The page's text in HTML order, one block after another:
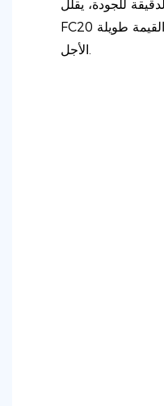
للجودة، يقلل
FC20 من وقت النقل والتركيب، مع زيادة المساحة القابلة للاستخدام والقيمة طويلة
الأجل.